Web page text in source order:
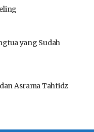
yang Sudah
Asrama Tahfidz